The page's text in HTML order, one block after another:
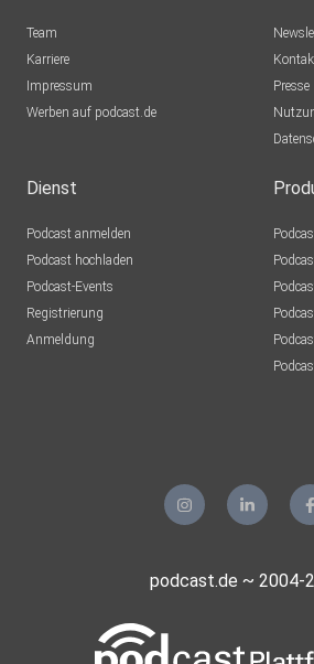
Team
Karriere
Impressum
Werben auf podcast.de
Presse
Dienst
Podcast anmelden
Podcast hochladen
Podcast-Events
Registrierung
Anmeldung
podcast.de ~ 2004-